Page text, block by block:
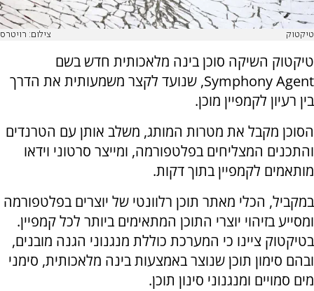
טיקטוק צילום: רויטרס
טיקטוק השיקה סוכן בינה מלאכותית חדש בשם
Symphony Agent, שנועד לקצר משמעותית את הדרך
בין רעיון לקמפיין מוכן.
הסוכן מקבל את מטרות המותג, משלב אותן עם הטרנדים
והתכנים המצליחים בפלטפורמה, ומייצר סרטוני וידאו
מותאמים לקמפיין בתוך דקות.
במקביל, הכלי מאתר תוכן רלוונטי של יוצרים בפלטפורמה
ומסייע בזיהוי יוצרי התוכן המתאימים ביותר לכל קמפיין.
בטיקטוק ציינו כי המערכת כוללת מנגנוני הגנה מובנים,
ובהם סימון תוכן שנוצר באמצעות בינה מלאכותית, סימני
מים סמויים ומנגנוני סינון תוכן.